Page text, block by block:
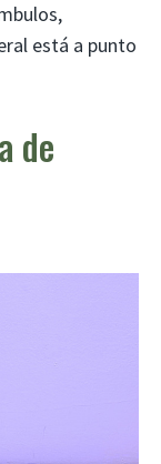
está a punto
de